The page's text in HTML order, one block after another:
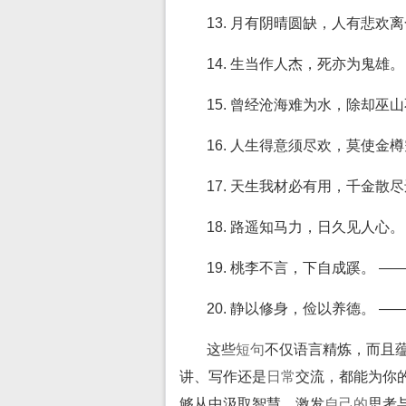
13. 月有阴晴圆缺，人有悲欢
14. 生当作人杰，死亦为鬼雄
15. 曾经沧海难为水，除却巫
16. 人生得意须尽欢，莫使金
17. 天生我材必有用，千金散
18. 路遥知马力，日久见人心
19. 桃李不言，下自成蹊。
20. 静以修身，俭以养德。
这些短句不仅语言精炼，而且
讲、写作还是 日常交流，都能为你